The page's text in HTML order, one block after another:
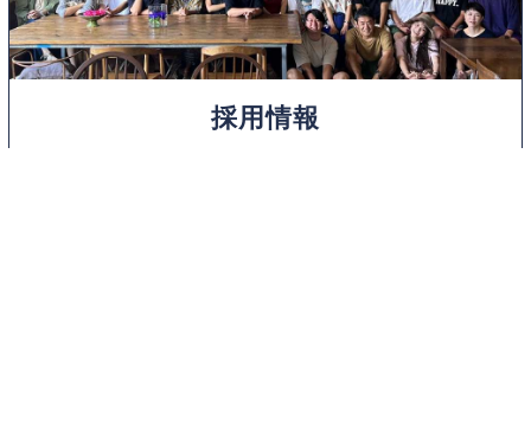
採用情報